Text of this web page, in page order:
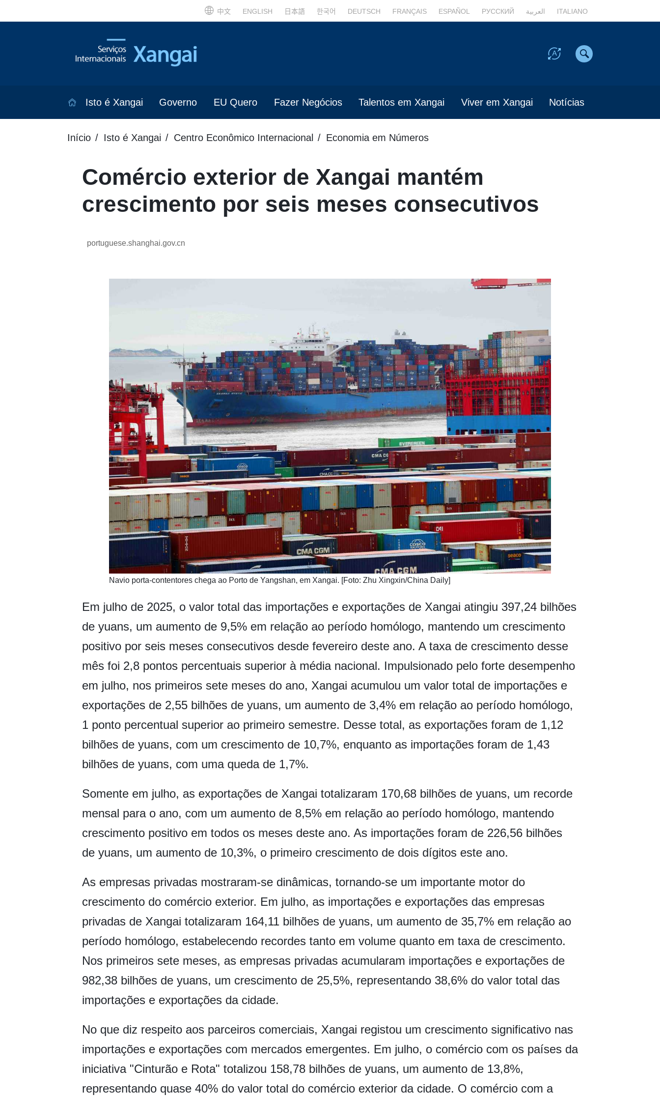
中文 ENGLISH 日本語 한국어 DEUTSCH FRANÇAIS ESPAÑOL РУССКИЙ العربية ITALIANO
Isto é Xangai Governo EU Quero Fazer Negócios Talentos em Xangai Viver em Xangai Notícias
Início Isto é Xangai Centro Econômico Internacional Economia em Números
Comércio exterior de Xangai mantém
crescimento por seis meses consecutivos
portuguese.shanghai.gov.cn
​Navio porta-contentores chega ao Porto de Yangshan, em Xangai. [Foto: Zhu Xingxin/China Daily]
Em julho de 2025, o valor total das importações e exportações de Xangai atingiu 397,24 bilhões
de yuans, um aumento de 9,5% em relação ao período homólogo, mantendo um crescimento
positivo por seis meses consecutivos desde fevereiro deste ano. A taxa de crescimento desse
mês foi 2,8 pontos percentuais superior à média nacional. Impulsionado pelo forte desempenho
em julho, nos primeiros sete meses do ano, Xangai acumulou um valor total de importações e
exportações de 2,55 bilhões de yuans, um aumento de 3,4% em relação ao período homólogo,
1 ponto percentual superior ao primeiro semestre. Desse total, as exportações foram de 1,12
bilhões de yuans, com um crescimento de 10,7%, enquanto as importações foram de 1,43
bilhões de yuans, com uma queda de 1,7%.
Somente em julho, as exportações de Xangai totalizaram 170,68 bilhões de yuans, um recorde
mensal para o ano, com um aumento de 8,5% em relação ao período homólogo, mantendo
crescimento positivo em todos os meses deste ano. As importações foram de 226,56 bilhões
de yuans, um aumento de 10,3%, o primeiro crescimento de dois dígitos este ano.
As empresas privadas mostraram-se dinâmicas, tornando-se um importante motor do
crescimento do comércio exterior. Em julho, as importações e exportações das empresas
privadas de Xangai totalizaram 164,11 bilhões de yuans, um aumento de 35,7% em relação ao
período homólogo, estabelecendo recordes tanto em volume quanto em taxa de crescimento.
Nos primeiros sete meses, as empresas privadas acumularam importações e exportações de
982,38 bilhões de yuans, um crescimento de 25,5%, representando 38,6% do valor total das
importações e exportações da cidade.
No que diz respeito aos parceiros comerciais, Xangai registou um crescimento significativo nas
importações e exportações com mercados emergentes. Em julho, o comércio com os países da
iniciativa "Cinturão e Rota" totalizou 158,78 bilhões de yuans, um aumento de 13,8%,
representando quase 40% do valor total do comércio exterior da cidade. O comércio com a